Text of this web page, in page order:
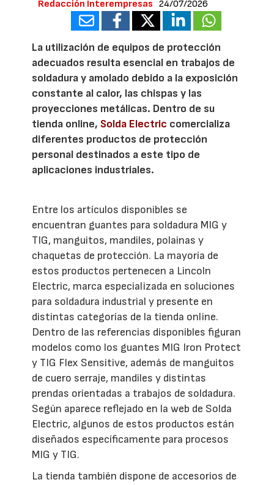
Redacción Interempresas 24/07/2026
La utilización de equipos de protección
adecuados resulta esencial en trabajos de
soldadura y amolado debido a la exposición
constante al calor, las chispas y las
proyecciones metálicas. Dentro de su
tienda online, Solda Electric comercializa
diferentes productos de protección
personal destinados a este tipo de
aplicaciones industriales.
Entre los artículos disponibles se
encuentran guantes para soldadura MIG y
TIG, manguitos, mandiles, polainas y
chaquetas de protección. La mayoría de
estos productos pertenecen a Lincoln
Electric, marca especializada en soluciones
para soldadura industrial y presente en
distintas categorías de la tienda online.
Dentro de las referencias disponibles figuran
modelos como los guantes MIG Iron Protect
y TIG Flex Sensitive, además de manguitos
de cuero serraje, mandiles y distintas
prendas orientadas a trabajos de soldadura.
Según aparece reflejado en la web de Solda
Electric, algunos de estos productos están
diseñados específicamente para procesos
MIG y TIG.
La tienda también dispone de accesorios de